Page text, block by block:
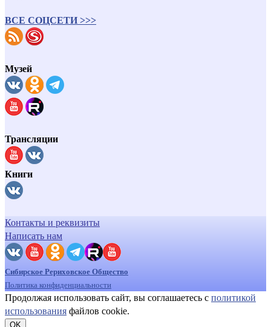
ВСЕ СОЦСЕТИ >>>
Музей
Трансляции
Книги
Контакты и реквизиты
Написать нам
Сибирское Рериховское Общество
Политика конфиденциальности
Продолжая использовать сайт, вы соглашаетесь с политикой
использования файлов cookie.
OK